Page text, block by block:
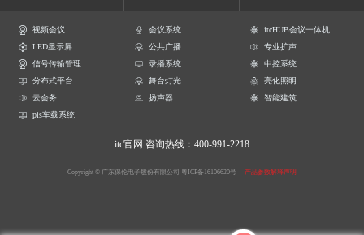
视频会议 会议系统
itcHUB会议一体机
LED显示屏
公共广播
专业扩声
信号传输管理
录播系统
中控系统
分布式平台
舞台灯光
亮化照明
云会务
扬声器
智能建筑
pis车载系统
itc官网 咨询热线：400-991-2218
Copyright © 广东保伦电子股份有限公司 粤ICP备16106620号 产品参数解释声明